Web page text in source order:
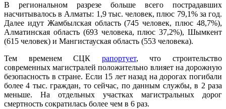
В региональном разрезе больше всего пострадавших
насчитывалось в Алматы: 1,9 тыс. человек, плюс 79,1% за год.
Далее идут Жамбылская область (745 человек, плюс 48,7%),
Алматинская область (693 человека, плюс 37,2%), Шымкент
(615 человек) и Мангистауская область (553 человека).
Тем временем СЦК рапортует, что строительство
современных магистралей положительно влияет на дорожную
безопасность в стране. Если 15 лет назад на дорогах погибали
более 4 тыс. граждан, то сейчас, по данным службы, в 2 раза
меньше. На отдельных участках магистральных дорог
смертность сократилась более чем в 6 раз.